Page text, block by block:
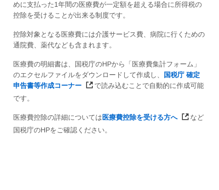
めに支払った1年間の医療費が一定額を超える場合に所得税の
控除を受けることが出来る制度です。
控除対象となる医療費には介護サービス費、病院に行くための
通院費、薬代なども含まれます。
医療費の明細書は、国税庁のHPから「医療費集計フォーム」
のエクセルファイルをダウンロードして作成し、
国税庁 確定
申告書等作成コーナー
で読み込むことで自動的に作成可能
です。
医療費控除の詳細については医療費控除を受ける方へ
など
国税庁のHPをご確認ください。